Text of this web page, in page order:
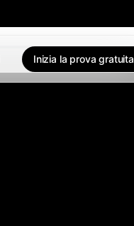
Inizia la prova gratuita